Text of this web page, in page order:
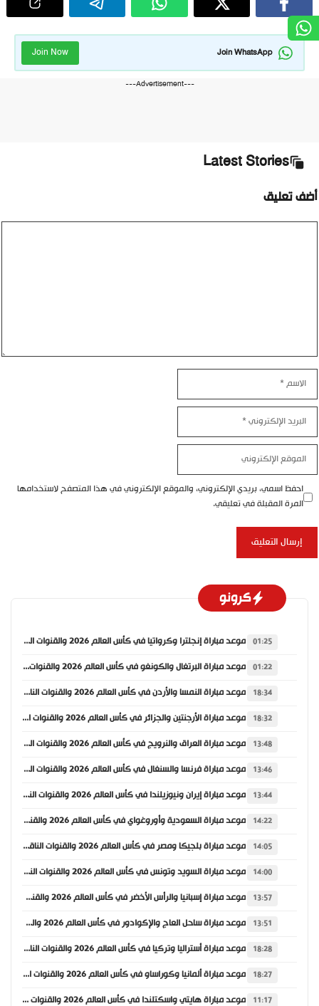
Join WhatsApp
Join Now
---Advertisement---
Latest Stories
تعليق
احفظ اسمي، بريدي الإلكتروني، والموقع الإلكتروني في هذا المتصفح لاستخدامها
المرة المقبلة في تعليقي.
كرونو
01:25 موعد مباراة إنجلترا وكرواتيا في كأس العالم 2026 والقنوات الناقلة
01:22 موعد مباراة البرتغال والكونغو في كأس العالم 2026 والقنوات الناقلة
18:34 موعد مباراة النمسا والأردن في كأس العالم 2026 والقنوات الناقلة
18:32 موعد مباراة الأرجنتين والجزائر في كأس العالم 2026 والقنوات الناقلة
13:48 موعد مباراة العراق والنرويج في كأس العالم 2026 والقنوات الناقلة
13:46 موعد مباراة فرنسا والسنغال في كأس العالم 2026 والقنوات الناقلة
13:44 موعد مباراة إيران ونيوزيلندا في كأس العالم 2026 والقنوات الناقلة
14:22 موعد مباراة السعودية وأوروغواي في كأس العالم 2026 والقنوات الناقلة
14:05 موعد مباراة بلجيكا ومصر في كأس العالم 2026 والقنوات الناقلة
14:00 موعد مباراة السويد وتونس في كأس العالم 2026 والقنوات الناقلة
13:57 موعد مباراة إسبانيا والرأس الأخضر في كأس العالم 2026 والقنوات الناقلة
13:51 موعد مباراة ساحل العاج والإكوادور في كأس العالم 2026 والقنوات الناقلة
18:28 موعد مباراة أستراليا وتركيا في كأس العالم 2026 والقنوات الناقلة
18:27 موعد مباراة ألمانيا وكوراساو في كأس العالم 2026 والقنوات الناقلة
11:17 موعد مباراة هايتي واسكتلندا في كأس العالم 2026 والقنوات الناقلة